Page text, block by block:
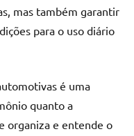
mas também garantir
para o uso diário
é uma
quanto a
organiza e entende o